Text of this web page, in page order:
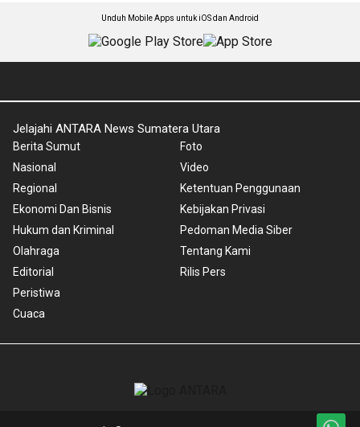
Unduh Mobile Apps untuk iOS dan Android
Jelajahi ANTARA News Sumatera Utara
Berita Sumut
Nasional
Regional
Ekonomi Dan Bisnis
Hukum dan Kriminal
Olahraga
Editorial
Peristiwa
Cuaca
Foto
Video
Ketentuan Penggunaan
Kebijakan Privasi
Pedoman Media Siber
Tentang Kami
Rilis Pers